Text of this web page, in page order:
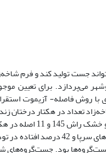
جست تولید کند و فرم
می‌پردازد. برای تعیین
شد. برای بررسی ساختار مکانی در دو تودۀ قطعه
مکعب بود. 55 درصد از خشک‌دارهای سرپا